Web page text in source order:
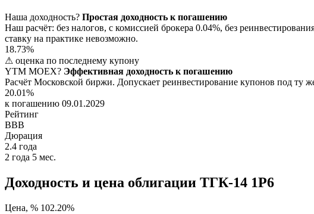
Наша доходность? Простая доходность к погашению
Наш расчёт: без налогов, с комиссией брокера 0.04%, без
ставку на практике невозможно.
18.73%
⚠ оценка по последнему купону
YTM MOEX? Эффективная доходность к погашению
Расчёт Московской биржи. Допускает реинвестирование купонов под ту
20.01%
к погашению 09.01.2029
Рейтинг
BBB
Дюрация
2.4 года
2 года 5 мес.
Доходность и цена облигации ТГК-14 1Р6
Цена, % 102.20%